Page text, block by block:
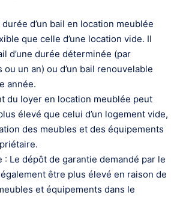
d’un bail en location meublée
que celle d’une location vide. Il
d’une durée déterminée (par
un an) ou d’un bail renouvelable
année.
du loyer en location meublée peut
élevé que celui d’un logement vide,
des meubles et des équipements
: Le dépôt de garantie demandé par le
être plus élevé en raison de
et équipements dans le